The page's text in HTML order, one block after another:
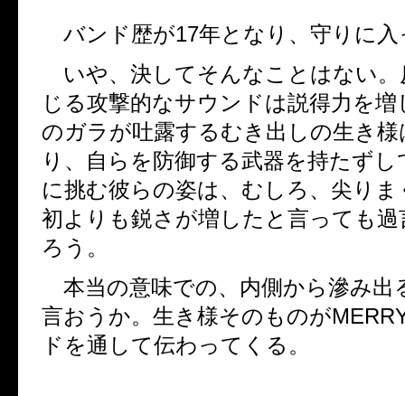
バンド歴が17年となり、守りに
いや、決してそんなことはない。
じる攻撃的なサウンドは説得力を
のガラが吐露するむき出しの生き
り、自らを防御する武器を持たず
に挑む彼らの姿は、むしろ、尖り
初よりも鋭さが増したと言っても
ろう。
本当の意味での、内側から滲み出
言おうか。生き様そのものが
ドを通して伝わってくる。